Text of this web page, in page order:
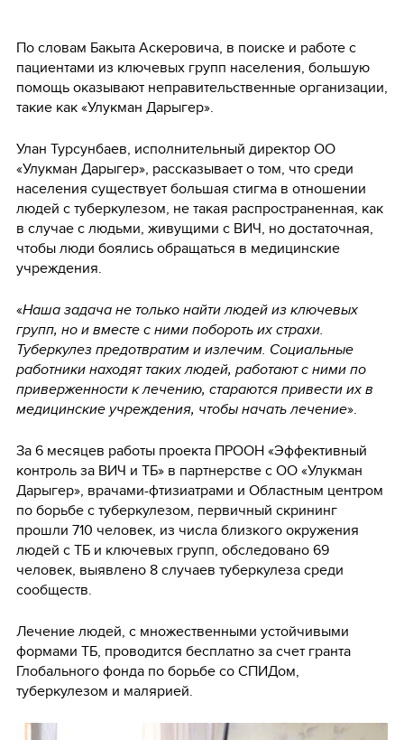
По словам Бакыта Аскеровича, в поиске и работе с
пациентами из ключевых групп населения, большую
помощь оказывают неправительственные организации,
такие как «Улукман Дарыгер».
Улан Турсунбаев, исполнительный директор ОО
«Улукман Дарыгер», рассказывает о том, что среди
населения существует большая стигма в отношении
людей с туберкулезом, не такая распространенная, как
в случае с людьми, живущими с ВИЧ, но достаточная,
чтобы люди боялись обращаться в медицинские
учреждения.
«Наша задача не только найти людей из ключевых
групп, но и вместе с ними побороть их страхи.
Туберкулез предотвратим и излечим. Социальные
работники находят таких людей, работают с ними по
приверженности к лечению, стараются привести их в
медицинские учреждения, чтобы начать лечение».
За 6 месяцев работы проекта ПРООН «Эффективный
контроль за ВИЧ и ТБ» в партнерстве с ОО «Улукман
Дарыгер», врачами-фтизиатрами и Областным центром
по борьбе с туберкулезом, первичный скрининг
прошли 710 человек, из числа близкого окружения
людей с ТБ и ключевых групп, обследовано 69
человек, выявлено 8 случаев туберкулеза среди
сообществ.
Лечение людей, с множественными устойчивыми
формами ТБ, проводится бесплатно за счет гранта
Глобального фонда по борьбе со СПИДом,
туберкулезом и малярией.